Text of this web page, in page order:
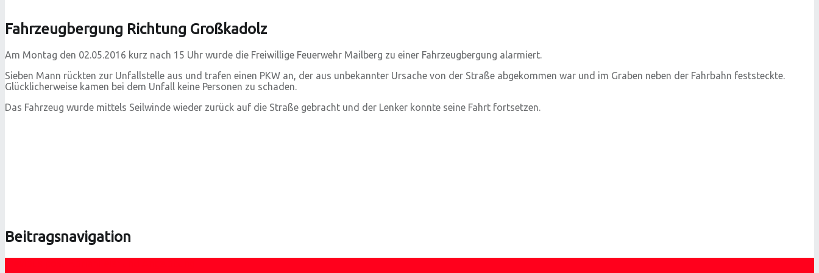
Fahrzeugbergung Richtung Großkadolz
Am Montag den 02.05.2016 kurz nach 15 Uhr wurde die Freiwillige Feuerwehr Mailberg zu einer Fahrzeugbergung alarmiert.
Sieben Mann rückten zur Unfallstelle aus und trafen einen PKW an, der aus unbekannter Ursache von der Straße abgekommen war und im Graben neben der Fahrbahn feststeckte.
Glücklicherweise kamen bei dem Unfall keine Personen zu schaden.
Das Fahrzeug wurde mittels Seilwinde wieder zurück auf die Straße gebracht und der Lenker konnte seine Fahrt fortsetzen.
Beitragsnavigation